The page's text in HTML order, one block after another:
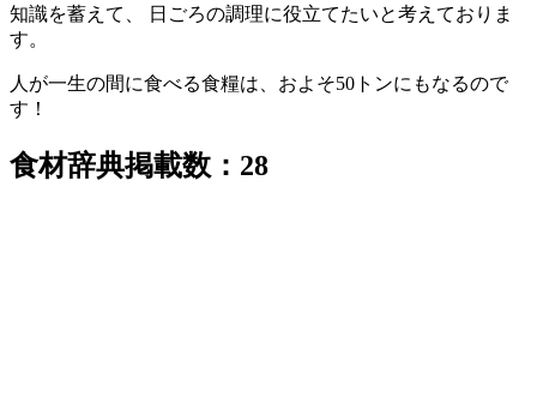
知識を蓄えて、 日ごろの調理に役立てたいと考えておりま
す。
人が一生の間に食べる食糧は、およそ50トンにもなるので
す！
食材辞典掲載数：28